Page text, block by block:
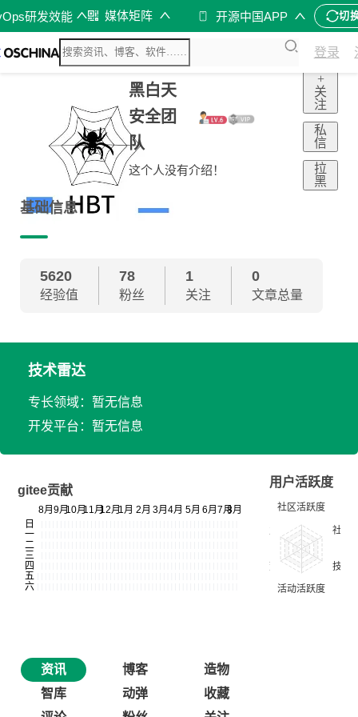
研发效能 媒体矩阵 开源中国APP 切
登录
黑白天
安全团
队
这个人没有介绍！
+
关
注
私
信
拉
黑
基础信息
5620
经验值
78
粉丝
1
关注
0
文章总量
技术雷达
专长领域：暂无信息
开发平台：暂无信息
gitee贡献
用户活跃度
资讯 博客
造物
智库
动弹
收藏